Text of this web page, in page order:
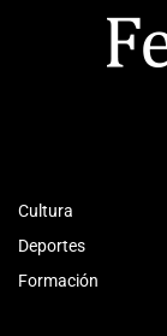
Cultura
Deportes
Formación